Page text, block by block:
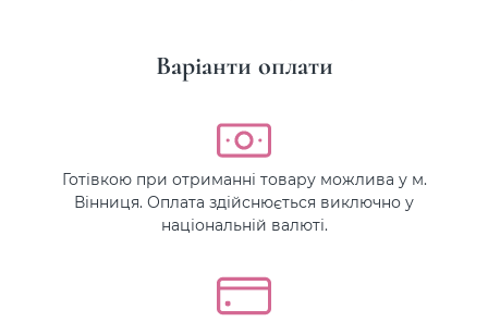
Варіанти оплати
Готівкою при отриманні товару можлива у м.
Вінниця. Оплата здійснюється виключно у
національній валюті.